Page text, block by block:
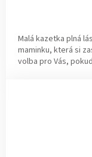
Malá kazetka plná
maminku, která si
volba pro Vás,